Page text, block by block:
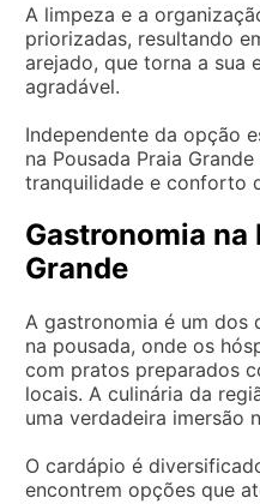
A limpeza e a
priorizadas, resultando
arejado, que torna a sua
agradável.
Independente da opção
na Pousada Praia
tranquilidade e conforto
Gastronomia na
Grande
A gastronomia é um dos
na pousada, onde os
com pratos preparados
locais. A culinária da
uma verdadeira imersão
O cardápio é
encontrem opções que